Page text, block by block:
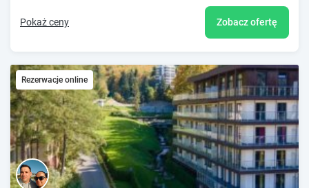
Pokaż ceny Zobacz ofertę
Rezerwacje online